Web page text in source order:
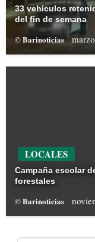
33 vehículos
del fin de semana
© Barinoticias
LOCALES
Campaña escolar
forestales
© Barinoticias